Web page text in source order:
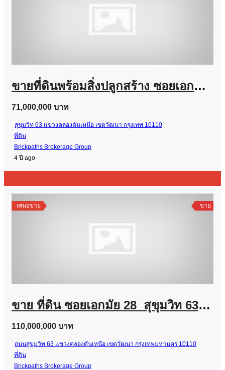
ขายที่ดินพร้อมสิ่งปลูกสร้าง ซอยเอกมัย สุขุมวิท 63
71,000,000 บาท
สุขุมวิท 63 แขวงคลองตันเหนือ เขตวัฒนา กรุงเทพ 10110
ที่ดิน
Brickpaths Brokerage Group
4 ปี ago
เสนอขาย ขาย
ขาย ที่ดิน ซอยเอกมัย 28 สุขุมวิท 63 สวย แปลงมุม ติดถนนสองด้าน เข้าซอยเพียง 120 เมตร
110,000,000 บาท
ถนนสุขุมวิท 63 แขวงคลองตันเหนือ เขตวัฒนา กรุงเทพมหานคร 10110
ที่ดิน
Brickpaths Brokerage Group